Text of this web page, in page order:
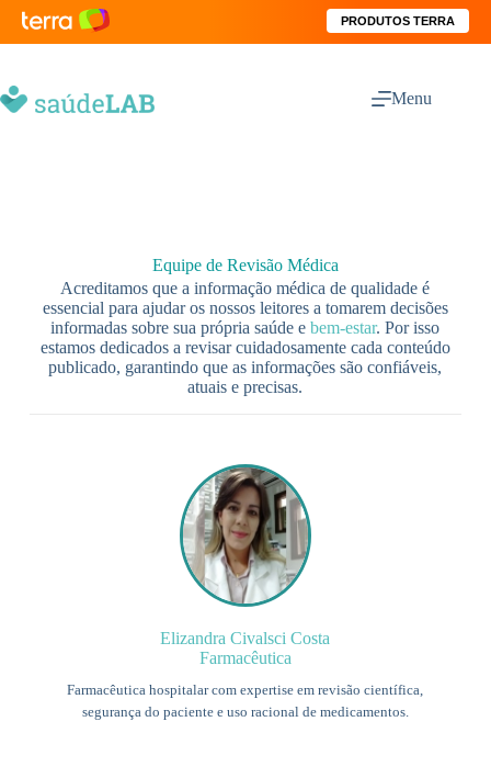
PRODUTOS TERRA
Menu
Equipe de Revisão Médica
Acreditamos que a informação médica de qualidade é
essencial para ajudar os nossos leitores a tomarem decisões
informadas sobre sua própria saúde ebem-estar. Por isso
estamos dedicados a revisar cuidadosamente cada conteúdo
publicado, garantindo que as informações são confiáveis,
atuais e precisas.
Elizandra Civalsci Costa
Farmacêutica
Farmacêutica hospitalar com expertise em revisão científica,
segurança do paciente e uso racional de medicamentos.